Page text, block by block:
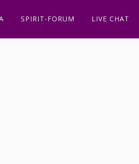
SPIRIT-FORUM LIVE CHAT